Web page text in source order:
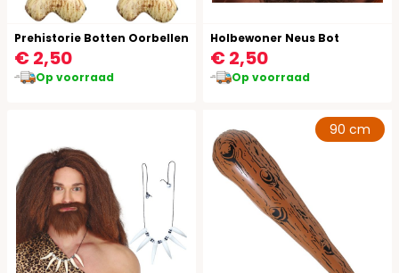
Prehistorie Botten Oorbellen
€ 2,50
Op voorraad
Holbewoner Neus Bot
€ 2,50
Op voorraad
90 cm